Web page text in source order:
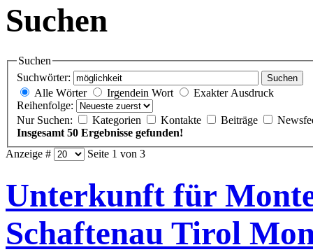
Suchen
Suchen
Suchwörter:
Suchen
Alle Wörter Irgendein Wort
Exakter Ausdruck
Reihenfolge:
Nur Suchen:
Kategorien Kontakte Beiträge
Insgesamt 50 Ergebnisse gefunden!
Anzeige #
Seite 1 von 3
Unterkunft für
Schaftenau Tirol